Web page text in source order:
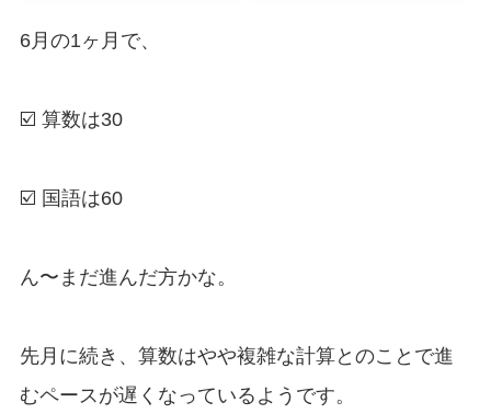
6月の1ヶ月で、
☑️ 算数は30
☑️ 国語は60
ん〜まだ進んだ方かな。
先月に続き、算数はやや複雑な計算とのことで進
むペースが遅くなっているようです。